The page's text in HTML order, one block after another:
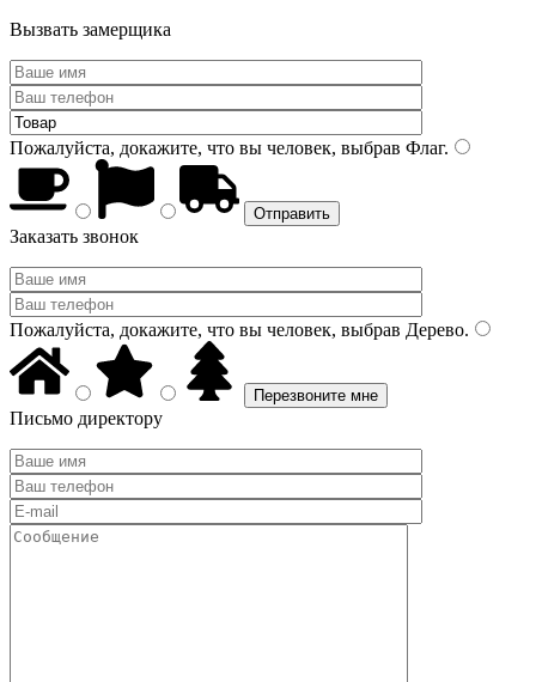
Вызвать замерщика
Пожалуйста, докажите, что вы человек, выбрав Флаг.
Заказать звонок
Пожалуйста, докажите, что вы человек, выбрав Дерево.
Письмо директору